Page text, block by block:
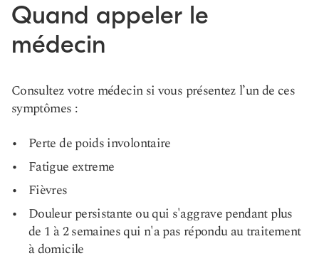
Quand appeler le
médecin
Consultez votre médecin si vous présentez l’un de ces
symptômes :
Perte de poids involontaire
Fatigue extreme
Fièvres
Douleur persistante ou qui s'aggrave pendant plus
de 1 à 2 semaines qui n'a pas répondu au traitement
à domicile